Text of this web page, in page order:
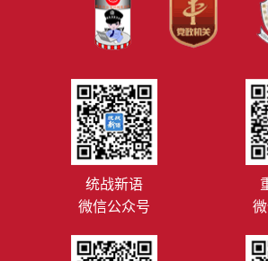
统战新语
微信公众号